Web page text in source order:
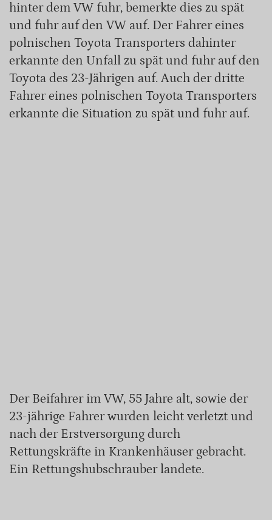
hinter dem VW fuhr, bemerkte dies zu spät
und fuhr auf den VW auf. Der Fahrer eines
polnischen Toyota Transporters dahinter
erkannte den Unfall zu spät und fuhr auf den
Toyota des 23-Jährigen auf. Auch der dritte
Fahrer eines polnischen Toyota Transporters
erkannte die Situation zu spät und fuhr auf.
Der Beifahrer im VW, 55 Jahre alt, sowie der
23-jährige Fahrer wurden leicht verletzt und
nach der Erstversorgung durch
Rettungskräfte in Krankenhäuser gebracht.
Ein Rettungshubschrauber landete.